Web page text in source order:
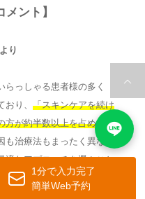
ント】
り
らっしゃる患者様の多く
り、 「スキンケアを続け
方が約半数以上を占めてい
治療法もまったく異なる
適なアプローチを選ぶこと
う治らないかもしれない」
1分で入力完了
簡単Web予約